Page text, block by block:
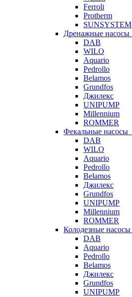
Ferroli
Protherm
SUNSYSTEM
Дренажные насосы
DAB
WILO
Aquario
Pedrollo
Belamos
Grundfos
Джилекс
UNIPUMP
Millennium
ROMMER
Фекальные насосы
DAB
WILO
Aquario
Pedrollo
Belamos
Джилекс
Grundfos
UNIPUMP
Millennium
ROMMER
Колодезные насосы
DAB
Aquario
Pedrollo
Belamos
Джилекс
Grundfos
UNIPUMP